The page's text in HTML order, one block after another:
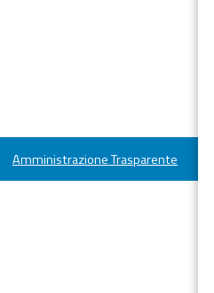
Amministrazione Trasparente